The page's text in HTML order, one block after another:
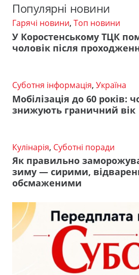
Популярні новини
Гарячі новини, Топ новини
У Коростенському ТЦК
чоловік після
Суботня інформація, Україна
Мобілізація до 60 років:
знижують граничний вік
Кулінарія, Суботні поради
Як правильно
зиму — сирими,
обсмаженими